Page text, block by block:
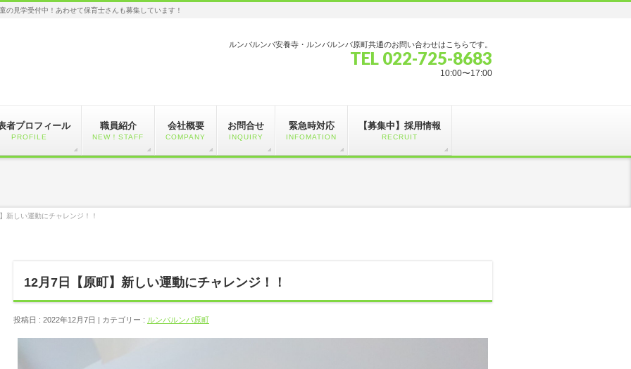
の見学受付中！あわせて保育士さんも募集しています！
ルンバルンバ安養寺・ルンバルンバ原町共通のお問い合わせはこちらです。
TEL 022-725-8683
10:00〜17:00
者プロフィール
PROFILE
職員紹介
NEW！STAFF
会社概要
COMPANY
お問合せ
INQUIRY
緊急時対応
INFOMATION
【募集中】採用情報
RECRUIT
新しい運動にチャレンジ！！
12月7日【原町】新しい運動にチャレンジ！！
投稿日 : 2022年12月7日 | カテゴリー : ルンバルンバ原町